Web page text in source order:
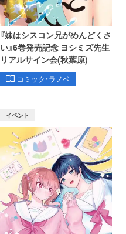
『妹はシスコン兄がめんどくさ
い』6巻発売記念 ヨシミズ先生
リアルサイン会(秋葉原)
コミック・ラノベ
イベント